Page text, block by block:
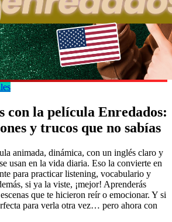
con la película Enredados:
y trucos que no sabías
animada, dinámica, con un inglés claro y
usan en la vida diaria. Eso la convierte en
para practicar listening, vocabulario y
si ya la viste, ¡mejor! Aprenderás
que te hicieron reír o emocionar. Y si
para verla otra vez… pero ahora con